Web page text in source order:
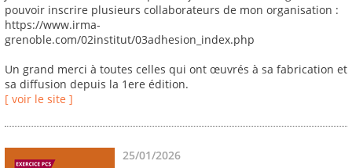
pouvoir inscrire plusieurs collaborateurs de mon organisation :
https://www.irma-
grenoble.com/02institut/03adhesion_index.php
Un grand merci à toutes celles qui ont œuvrés à sa fabrication et
sa diffusion depuis la 1ere édition.
[ voir le site ]
25/01/2026